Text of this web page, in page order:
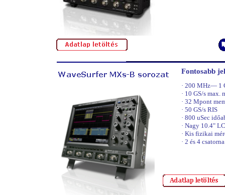
Fontosabb
· 200 MHz— 1
· 10 GS/s max.
· 32 Mpont
· 50 GS/s RIS
· 800 uSec
· Nagy 10.4"
· Kis fizikai
· 2 és 4 csatorna